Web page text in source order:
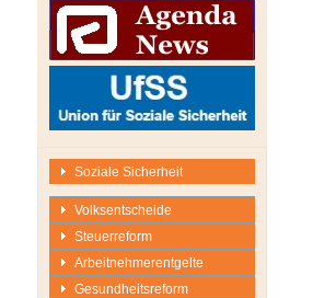
Soziale Sicherheit
Volksentscheide
Steuerreform
Arbeitnehmerentgelte
Gesundheitsreform